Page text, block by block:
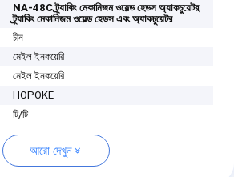
NA-48C ট্র্যাকিং মেকানিজম ওয়েল্ড হেডস অ্যাকচুয়েটর,
ট্র্যাকিং মেকানিজম ওয়েল্ড হেডস এবং অ্যাকচুয়েটর
চীন
মেইল ইনকয়েরি
মেইল ইনকয়েরি
HOPOKE
টি/টি
আরো দেখুন